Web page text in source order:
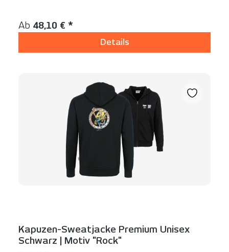
Regulärer Preis:
Ab 48,10 € *
Details
Kapuzen-Sweatjacke Premium Unisex
Schwarz | Motiv "Rock"